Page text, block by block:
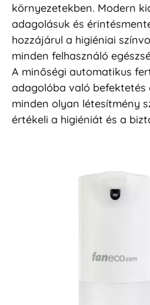
környezetekben. Modern
adagolásuk és
hozzájárul a higiéniai
minden felhasználó
A minőségi automatikus
adagolóba való
minden olyan létesítmény
értékeli a higiéniát és a